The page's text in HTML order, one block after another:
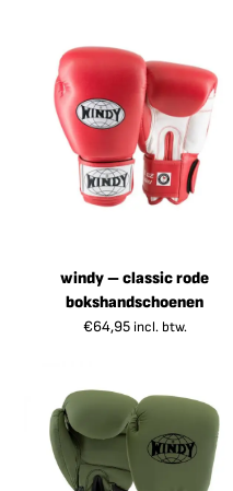
windy – classic rode
bokshandschoenen
€64,95 incl. btw.